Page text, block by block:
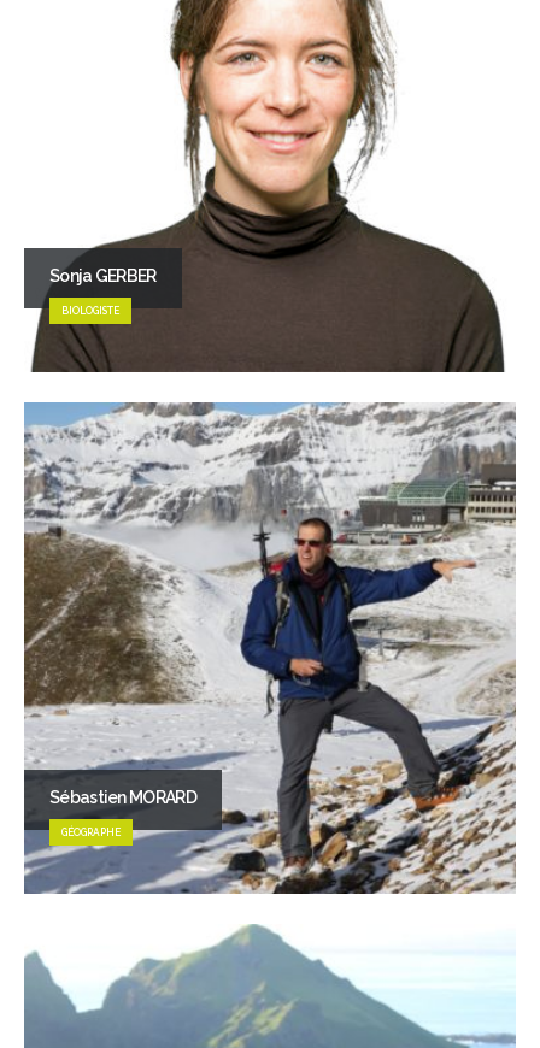
Sonja GERBER
BIOLOGISTE
Sébastien MORARD
GÉOGRAPHE